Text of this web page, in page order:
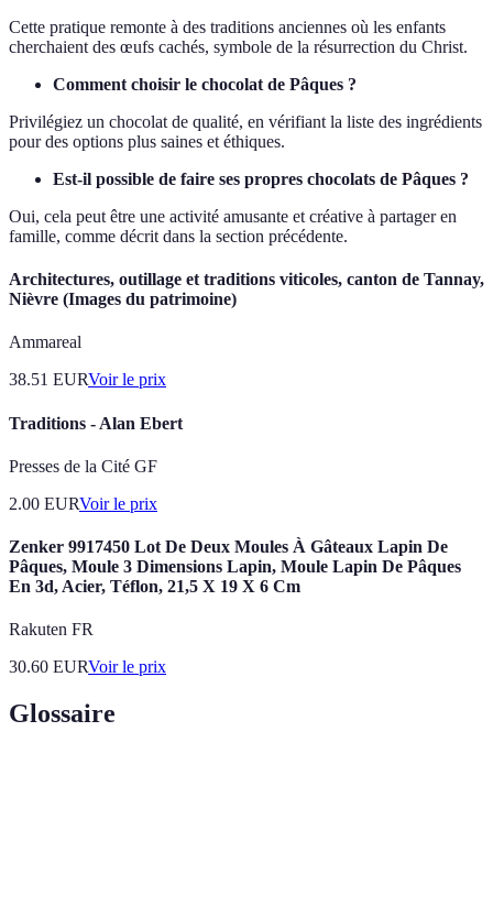
Cette pratique remonte à des traditions anciennes où les enfants
cherchaient des œufs cachés, symbole de la résurrection du Christ.
Comment choisir le chocolat de Pâques ?
Privilégiez un chocolat de qualité, en vérifiant la liste des ingrédients
pour des options plus saines et éthiques.
Est-il possible de faire ses propres chocolats de Pâques ?
Oui, cela peut être une activité amusante et créative à partager en
famille, comme décrit dans la section précédente.
Architectures, outillage et traditions viticoles, canton de Tannay,
Nièvre (Images du patrimoine)
Ammareal
38.51 EURVoir le prix
Traditions - Alan Ebert
Presses de la Cité GF
2.00 EURVoir le prix
Zenker 9917450 Lot De Deux Moules À Gâteaux Lapin De
Pâques, Moule 3 Dimensions Lapin, Moule Lapin De Pâques
En 3d, Acier, Téflon, 21,5 X 19 X 6 Cm
Rakuten FR
30.60 EURVoir le prix
Glossaire